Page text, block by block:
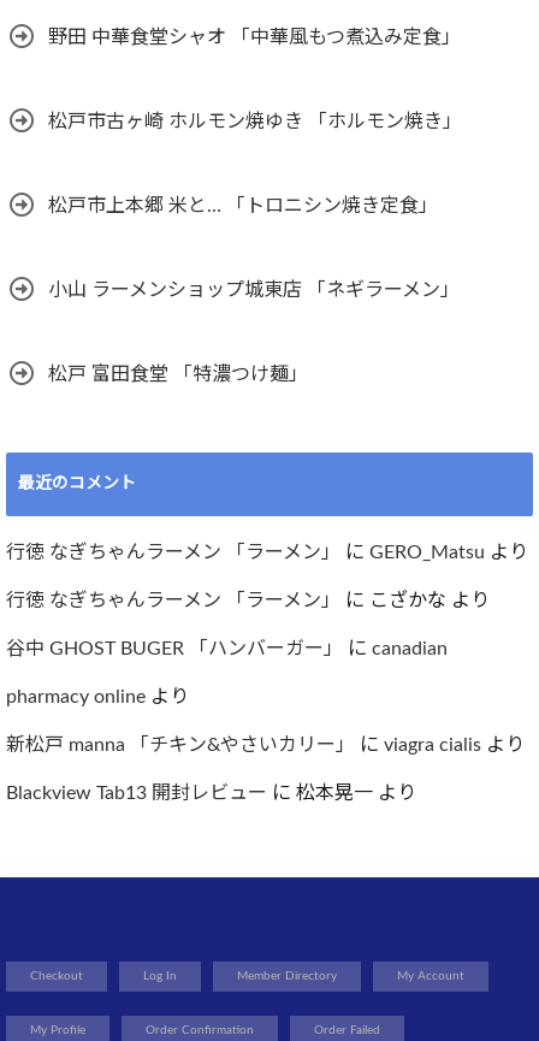
野田 中華食堂シャオ 「中華風もつ煮込み定食」
松戸市古ヶ崎 ホルモン焼ゆき 「ホルモン焼き」
松戸市上本郷 米と… 「トロニシン焼き定食」
小山 ラーメンショップ城東店 「ネギラーメン」
松戸 富田食堂 「特濃つけ麺」
最近のコメント
行徳 なぎちゃんラーメン 「ラーメン」 に GERO_Matsu より
行徳 なぎちゃんラーメン 「ラーメン」 に こざかな より
谷中 GHOST BUGER 「ハンバーガー」 に canadian
pharmacy online より
新松戸 manna 「チキン&やさいカリー」 に viagra cialis より
Blackview Tab13 開封レビュー に 松本晃一 より
Checkout Log In Member Directory My Account
My Profile Order Confirmation Order Failed